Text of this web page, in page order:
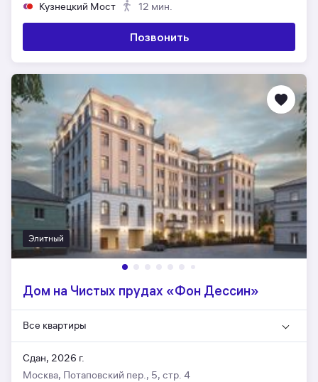
Кузнецкий Мост
12 мин.
Позвонить
Элитный
Дом на Чистых прудах «Фон Дессин»
Все квартиры
Сдан, 2026 г.
Москва, Потаповский пер., 5, стр. 4